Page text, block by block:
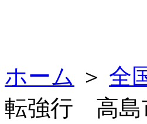
ホーム ＞ 全
転強行 高島